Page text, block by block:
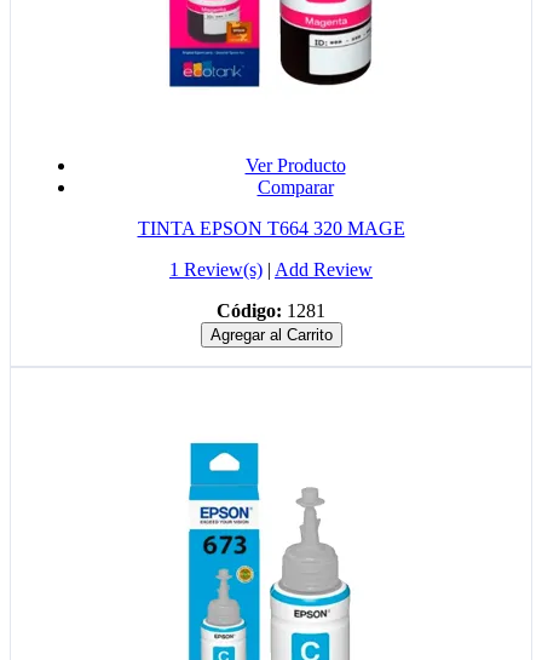
Ver Producto
Comparar
TINTA EPSON T664 320 MAGE
1 Review(s) | Add Review
Código: 1281
Agregar al Carrito